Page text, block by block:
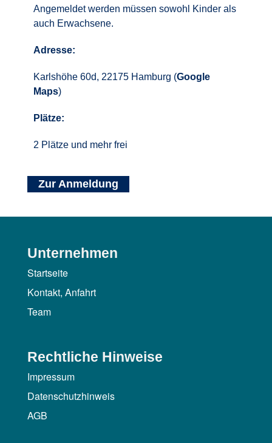
Angemeldet werden müssen sowohl Kinder als
auch Erwachsene.
Adresse:
Karlshöhe 60d, 22175 Hamburg (Google
Maps)
Plätze:
2 Plätze und mehr frei
Zur Anmeldung
Unternehmen
Startseite
Kontakt, Anfahrt
Team
Rechtliche Hinweise
Impressum
Datenschutzhinweis
AGB